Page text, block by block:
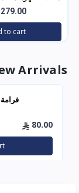
وات 21 لتر –
VC4708
279.00
to cart
Arrivals
80.00